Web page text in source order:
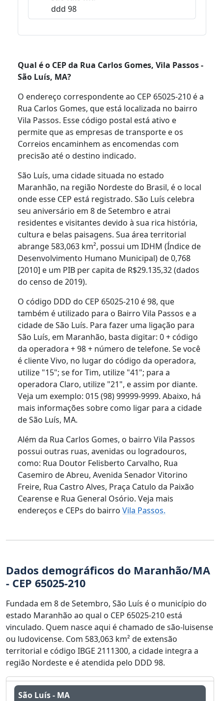
ddd 98
Qual é o CEP da Rua Carlos Gomes, Vila Passos -
São Luís, MA?
O endereço correspondente ao CEP 65025-210 é a
Rua Carlos Gomes, que está localizada no bairro
Vila Passos. Esse código postal está ativo e
permite que as empresas de transporte e os
Correios encaminhem as encomendas com
precisão até o destino indicado.
São Luís, uma cidade situada no estado
Maranhão, na região Nordeste do Brasil, é o local
onde esse CEP está registrado. São Luís celebra
seu aniversário em 8 de Setembro e atrai
residentes e visitantes devido à sua rica história,
cultura e belas paisagens. Sua área territorial
abrange 583,063 km², possui um IDHM (Índice de
Desenvolvimento Humano Municipal) de 0,768
[2010] e um PIB per capita de R$29.135,32 (dados
do censo de 2019).
O código DDD do CEP 65025-210 é 98, que
também é utilizado para o Bairro Vila Passos e a
cidade de São Luís. Para fazer uma ligação para
São Luís, em Maranhão, basta digitar: 0 + código
da operadora + 98 + número de telefone. Se você
é cliente Vivo, no lugar do código da operadora,
utilize "15"; se for Tim, utilize "41"; para a
operadora Claro, utilize "21", e assim por diante.
Veja um exemplo: 015 (98) 99999-9999. Abaixo, há
mais informações sobre como ligar para a cidade
de São Luís, MA.
Além da Rua Carlos Gomes, o bairro Vila Passos
possui outras ruas, avenidas ou logradouros,
como: Rua Doutor Felisberto Carvalho, Rua
Casemiro de Abreu, Avenida Senador Vitorino
Freire, Rua Castro Alves, Praça Catulo da Paixão
Cearense e Rua General Osório. Veja mais
endereços e CEPs do bairro Vila Passos.
Dados demográficos do Maranhão/MA
- CEP 65025-210
Fundada em 8 de Setembro, São Luís é o município do
estado Maranhão ao qual o CEP 65025-210 está
vinculado. Quem nasce aqui é chamado de são-luisense
ou ludovicense. Com 583,063 km² de extensão
territorial e código IBGE 2111300, a cidade integra a
região Nordeste e é atendida pelo DDD 98.
São Luís - MA